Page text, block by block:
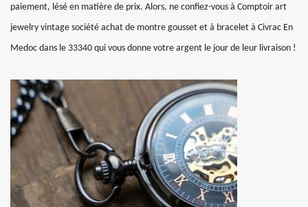
paiement, lésé en matière de prix. Alors, ne confiez-vous à Comptoir art
jewelry vintage société achat de montre gousset et à bracelet à Civrac En
Medoc dans le 33340 qui vous donne votre argent le jour de leur livraison !